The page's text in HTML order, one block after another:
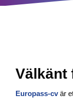
Välkänt
Europass-cvär